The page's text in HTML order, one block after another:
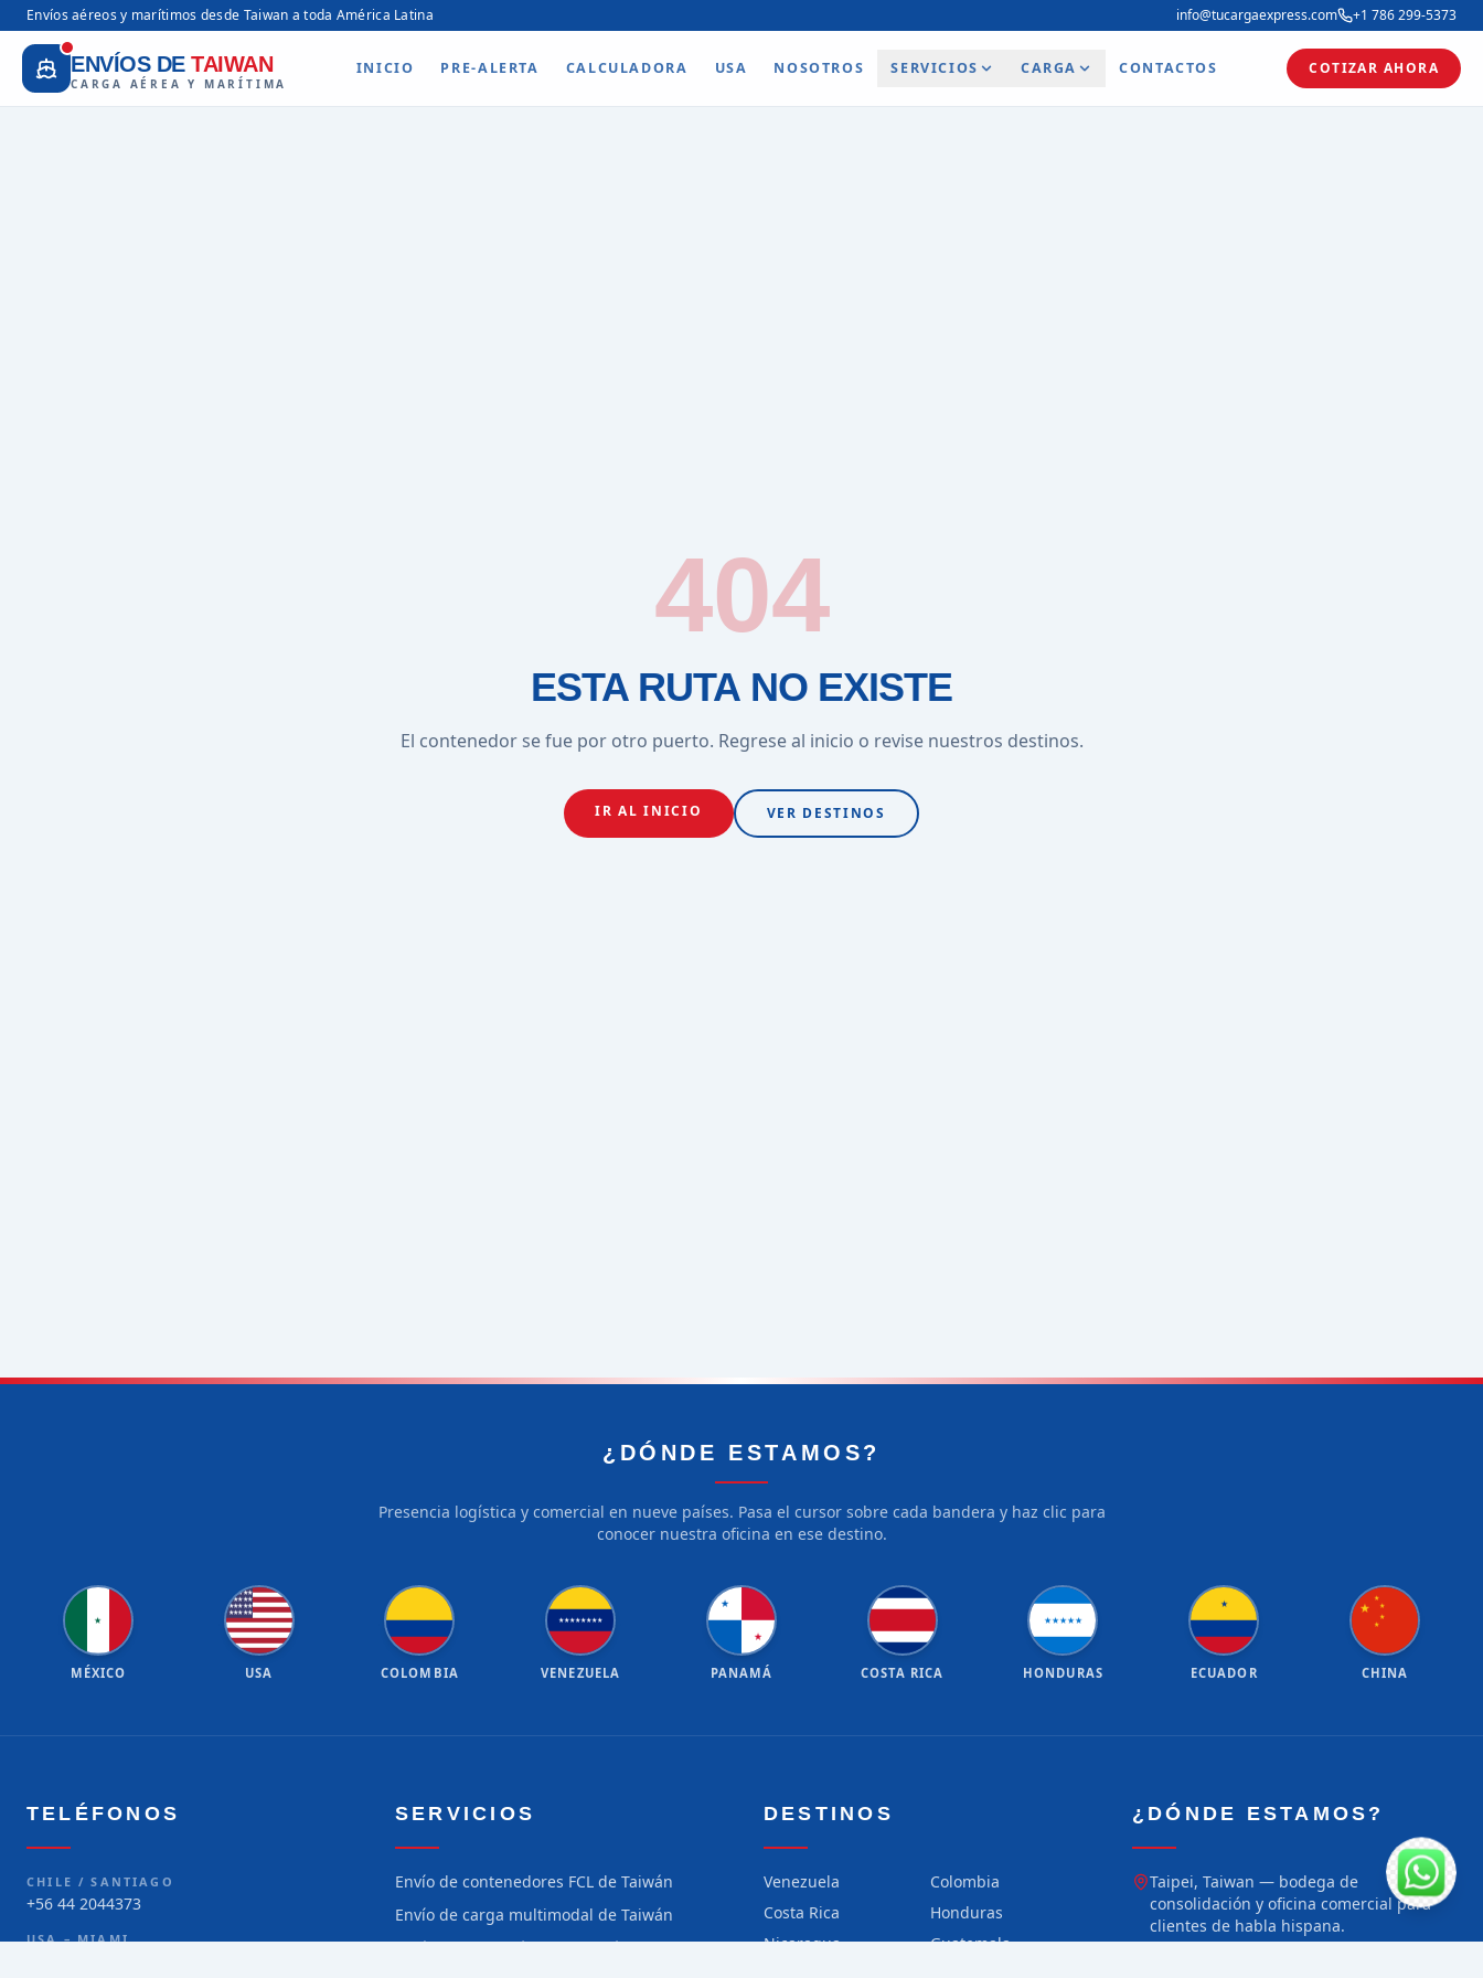
Envíos aéreos y marítimos desde Taiwan a toda América Latina info@tucargaexpress.com +1 786 299-5373
ENVÍOS DE TAIWAN
CARGA AÉREA Y MARÍTIMA
INICIO PRE-ALERTA CALCULADORA USA NOSOTROS SERVICIOS CARGA CONTACTOS COTIZAR AHORA
404
ESTA RUTA NO EXISTE
El contenedor se fue por otro puerto. Regrese al inicio o revise nuestros destinos.
IR AL INICIO VER DESTINOS
¿DÓNDE ESTAMOS?
Presencia logística y comercial en nueve países. Pasa el cursor sobre cada bandera y haz clic para
conocer nuestra oficina en ese destino.
★
MÉXICO
★★★★
★★★★★
★★★★★
★★★★★
USA COLOMBIA
★★★★★★★★
VENEZUELA
★
★
PANAMÁ COSTA RICA
★★★★★
HONDURAS
★
ECUADOR
★
★
★
★
★
CHINA
TELÉFONOS
CHILE / SANTIAGO
+56 44 2044373
USA – MIAMI
SERVICIOS
Envío de contenedores FCL de Taiwán
Envío de carga multimodal de Taiwán
Envío de carga aérea de Taiwán
DESTINOS
Venezuela
Colombia
Costa Rica
Honduras
Nicaragua
Guatemala
¿DÓNDE ESTAMOS?
Taipei, Taiwan — bodega de
consolidación y oficina comercial para
clientes de habla hispana.